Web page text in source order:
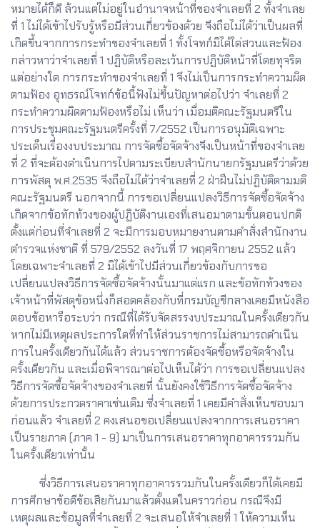
หมายได้ก็ดี ล้วนแต่ไม่อยู่ในอำนาจหน้าที่ของจำเลยที่ 2 ทั้งจำเลย
ที่ 1 ไม่ได้เข้าไปรับรู้หรือมีส่วนเกี่ยวข้องด้วย จึงถือไม่ได้ว่าเป็นผลที่
เกิดขึ้นจากการกระทำของจำเลยที่ 1 ทั้งโจทก์มิได้ไต่สวนและฟ้อง
กล่าวหาว่าจำเลยที่ 1 ปฏิบัติหรือละเว้นการปฏิบัติหน้าที่โดยทุจริต
แต่อย่างใด การกระทำของจำเลยที่ 1 จึงไม่เป็นการกระทำความผิด
ตามฟ้อง อุทธรณ์โจทก์ข้อนี้ฟังไม่ขึ้นปัญหาต่อไปว่า จำเลยที่ 2
กระทำความผิดตามฟ้องหรือไม่ เห็นว่า เมื่อมติคณะรัฐมนตรีใน
การประชุมคณะรัฐมนตรีครั้งที่ 7/2552 เป็นการอนุมัติเฉพาะ
ประเด็นเรื่องงบประมาณ การจัดซื้อจัดจ้างจึงเป็นหน้าที่ของจำเลย
ที่ 2 ที่จะต้องดำเนินการไปตามระเบียบสำนักนายกรัฐมนตรีว่าด้วย
การพัสดุ พ.ศ.2535 จึงถือไม่ได้ว่าจำเลยที่ 2 ฝ่าฝืนไม่ปฏิบัติตามมติ
คณะรัฐมนตรี นอกจากนี้ การขอเปลี่ยนแปลงวิธีการจัดซื้อจัดจ้าง
เกิดจากข้อทักท้วงของผู้ปฏิบัติงานเองที่เสนอมาตามขั้นตอนปกติ
ตั้งแต่ก่อนที่จำเลยที่ 2 จะมีการมอบหมายงานตามคำสั่งสำนักงาน
ตำรวจแห่งชาติ ที่ 579/2552 ลงวันที่ 17 พฤศจิกายน 2552 แล้ว
โดยเฉพาะจำเลยที่ 2 มิได้เข้าไปมีส่วนเกี่ยวข้องกับการขอ
เปลี่ยนแปลงวิธีการจัดซื้อจัดจ้างนั้นมาแต่แรก และข้อทักท้วงของ
เจ้าหน้าที่พัสดุข้อหนึ่งก็สอดคล้องกับที่กรมบัญชีกลางเคยมีหนังสือ
ตอบข้อหารือระบว่า กรณีที่ได้รับจัดสรรงบประมาณในครั้งเดียวกัน
หากไม่มีเหตุผลประการใดที่ทำให้ส่วนราชการไม่สามารถดำเนิน
การในครั้งเดียวกันได้แล้ว ส่วนราชการต้องจัดซื้อหรือจัดจ้างใน
ครั้งเดียวกัน และเมื่อพิจารณาต่อไปเห็นได้ว่า การขอเปลี่ยนแปลง
วิธีการจัดซื้อจัดจ้างของจำเลยที่ นั้นยังคงใช้วิธีการจัดซื้อจัดจ้าง
ด้วยการประกวดราคาเช่นเดิม ซึ่งจำเลยที่ 1 เคยมีคำสั่งเห็นชอบมา
ก่อนแล้ว จำเลยที่ 2 คงเสนอขอเปลี่ยนแปลงจากการเสนอราคา
เป็นรายภาค (ภาค 1 - 9) มาเป็นการเสนอราคาทุกอาคารรวมกัน
ในครั้งเดียวเท่านั้น
ซึ่งวิธีการเสนอราคาทุกอาคารรวมกันในครั้งเดียวก็ได้เคยมี
การศึกษาข้อดีข้อเสียกันมาแล้วตั้งแต่ในคราวก่อน กรณีจึงมี
เหตุผลและข้อมูลที่จำเลยที่ 2 จะเสนอให้จำเลยที่ 1 ให้ความเห็น